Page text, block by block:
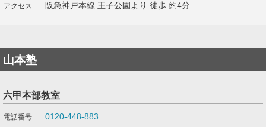
阪急神戸本線 王子公園より 徒歩 約4分
山本塾
六甲本部教室
0120-448-883